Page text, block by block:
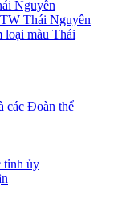
Nguyên
Thái Nguyên
màu Thái
các Đoàn thể
tỉnh ủy